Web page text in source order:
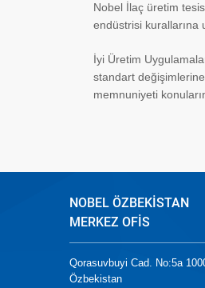
Nobel İlaç üretim
endüstrisi kurallarına
İyi Üretim
standart
memnuniyeti
NOBEL ÖZBEKİSTAN
MERKEZ OFİS
Qorasuvbuyi Cad. No:5a
Özbekistan